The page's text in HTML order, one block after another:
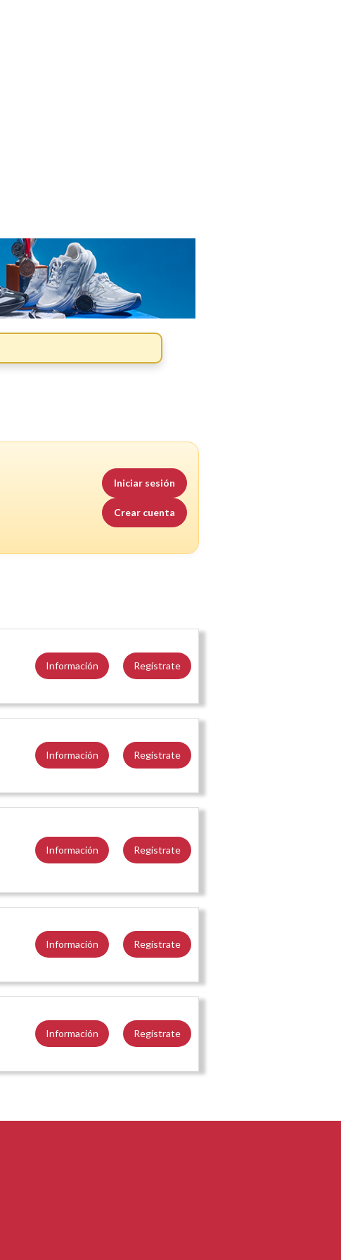
Iniciar sesión
Crear cuenta
Información Regístrate
Información Regístrate
Información Regístrate
Información Regístrate
Información Regístrate